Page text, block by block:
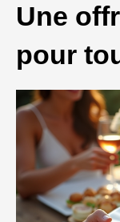
Une
pour